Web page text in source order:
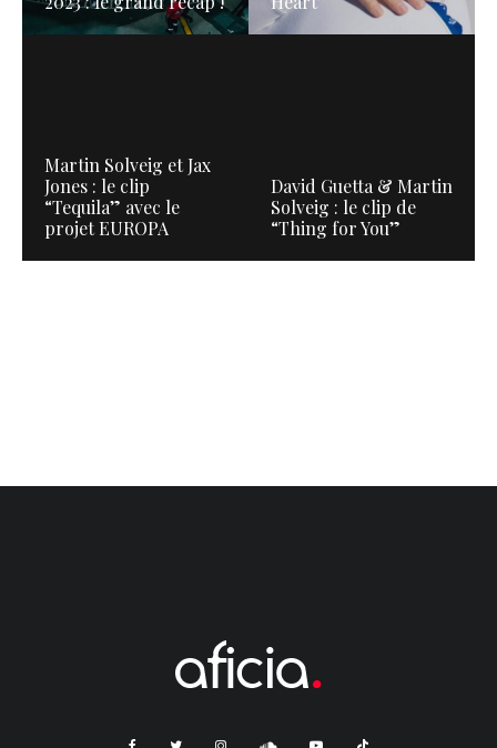
Martin Solveig et Jax
Jones : le clip
“Tequila” avec le
projet EUROPA
David Guetta & Martin
Solveig : le clip de
“Thing for You”